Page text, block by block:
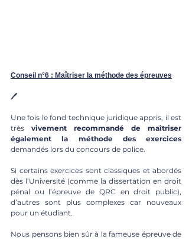
Conseil n°6 : Maîtriser la méthode des épreuves
🖊
Une fois le fond technique juridique appris, il est
très vivement recommandé de maîtriser
également la méthode des exercices
demandés lors du concours de police.
Si certains exercices sont classiques et abordés
dès l’Université (comme la dissertation en droit
pénal ou l’épreuve de QRC en droit public),
d’autres sont plus complexes car nouveaux
pour un étudiant.
Nous pensons bien sûr à la fameuse épreuve de